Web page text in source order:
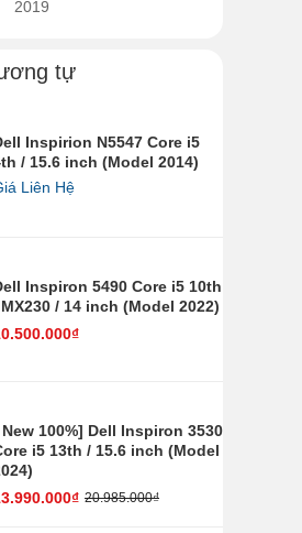
2019
tự
Inspirion N5547 Core i5
/ 15.6 inch (Model 2014)
Liên Hệ
Inspiron 5490 Core i5 10th
/ 14 inch (Model 2022)
100%] Dell Inspiron 3530
i5 13th / 15.6 inch (Model
20.985.000₫